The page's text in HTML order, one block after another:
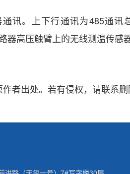
。上下行通讯为485通讯
高压触臂上的无线测温传感
者出处。若有侵权，请联系删